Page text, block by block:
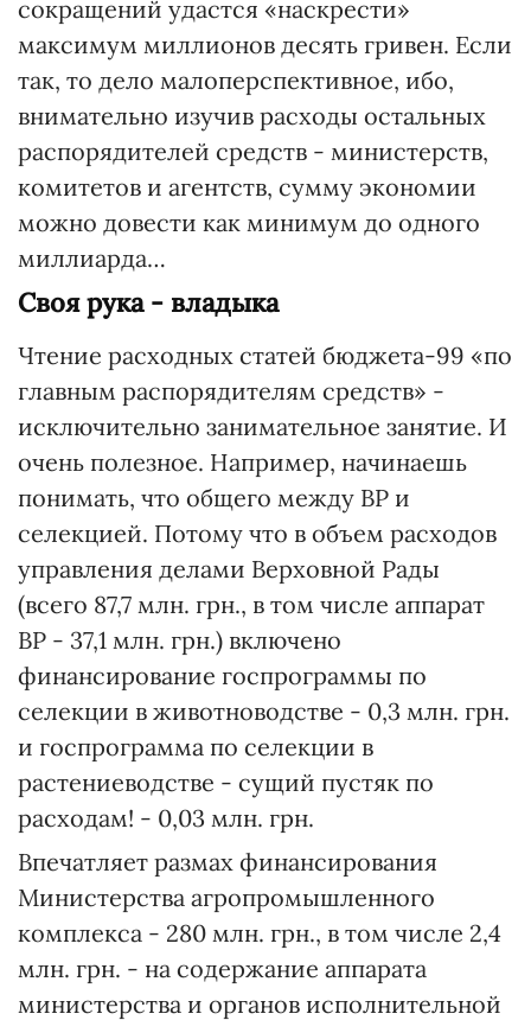
сокращений удастся «наскрести»
максимум миллионов десять гривен. Если
так, то дело малоперспективное, ибо,
внимательно изучив расходы остальных
распорядителей средств - министерств,
комитетов и агентств, сумму экономии
можно довести как минимум до одного
миллиарда…
Своя рука - владыка
Чтение расходных статей бюджета-99 «по
главным распорядителям средств» -
исключительно занимательное занятие. И
очень полезное. Например, начинаешь
понимать, что общего между ВР и
селекцией. Потому что в объем расходов
управления делами Верховной Рады
(всего 87,7 млн. грн., в том числе аппарат
ВР - 37,1 млн. грн.) включено
финансирование госпрограммы по
селекции в животноводстве - 0,3 млн. грн.
и госпрограмма по селекции в
растениеводстве - сущий пустяк по
расходам! - 0,03 млн. грн.
Впечатляет размах финансирования
Министерства агропромышленного
комплекса - 280 млн. грн., в том числе 2,4
млн. грн. - на содержание аппарата
министерства и органов исполнительной